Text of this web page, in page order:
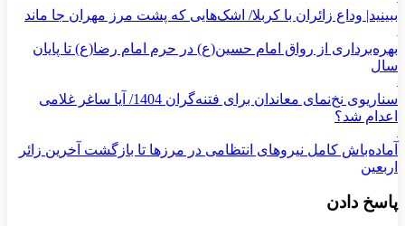
ببینید| وداع زائران با کربلا/ اشک‌هایی که پشت مرز مهران جا ماند
بهره‌برداری از رواق امام حسین(ع) در حرم امام رضا(ع) تا پایان
سال
سناریوی نخ‌نمای معاندان برای ‌فتنه‌گران 1404/ آیا ساغر غلامی
اعدام شد؟
آماده‌باش کامل نیروهای انتظامی در مرزها تا بازگشت آخرین زائر
اربعین
پاسخ دادن